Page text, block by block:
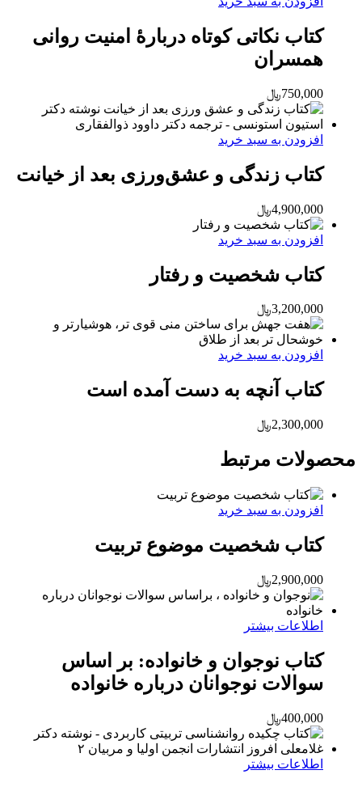
کتاب نکاتی کوتاه دربارۀ امنیت روانی
همسران
750,000﷼
افزودن به سبد خرید
کتاب زندگی و عشق‌ورزی بعد از خیانت
4,900,000﷼
افزودن به سبد خرید
کتاب شخصیت و رفتار
3,200,000﷼
افزودن به سبد خرید
کتاب آنچه به دست آمده است
2,300,000﷼
محصولات مرتبط
افزودن به سبد خرید
کتاب شخصیت موضوع تربیت
2,900,000﷼
اطلاعات بیشتر
کتاب نوجوان و خانواده: بر اساس
سوالات نوجوانان درباره خانواده
400,000﷼
اطلاعات بیشتر